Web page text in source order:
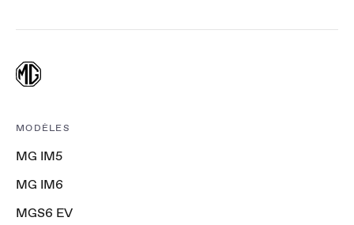
MODÈLES
MG IM5
MG IM6
MGS6 EV